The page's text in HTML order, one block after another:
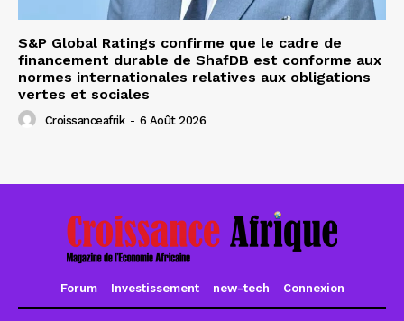
S&P Global Ratings confirme que le cadre de
financement durable de ShafDB est conforme aux
normes internationales relatives aux obligations
vertes et sociales
Croissanceafrik - 6 Août 2026
Forum Investissement new-tech Connexion